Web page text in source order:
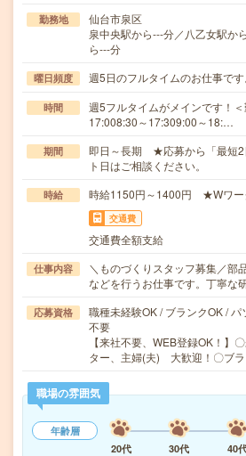
勤務地
仙台市泉区
泉中央駅から---分／八乙女駅か
ら---分
曜日頻度 週5日のフルタイムのお仕事です
時間
週5フルタイムがメインです！
17:008:30～17:309:00～18:…
期間
即日～長期 ★応募から「最短2
ト日はご相談ください。
時給 時給1150円～1400円 ★Wワー
交通費
交通費全額支給
仕事内容
＼ものづくりスタッフ募集／部
などを行うお仕事です。丁寧な
応募資格
職種未経験OK / ブランクOK /
不要
【来社不要、WEB登録OK！】
ター、主婦(夫) 大歓迎！〇ブ
職場の雰囲気
年齢層
20代
30代 40